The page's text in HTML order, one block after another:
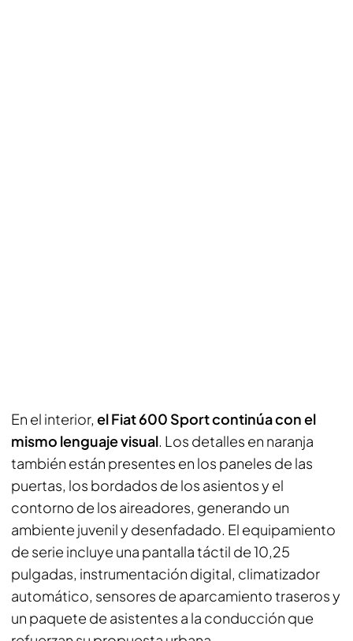
En el interior, el Fiat 600 Sport continúa con el
mismo lenguaje visual. Los detalles en naranja
también están presentes en los paneles de las
puertas, los bordados de los asientos y el
contorno de los aireadores, generando un
ambiente juvenil y desenfadado. El equipamiento
de serie incluye una pantalla táctil de 10,25
pulgadas, instrumentación digital, climatizador
automático, sensores de aparcamiento traseros y
un paquete de asistentes a la conducción que